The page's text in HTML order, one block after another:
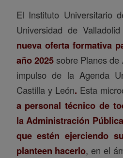
El Instituto Universitario
Universidad de
nueva oferta formativa
año 2025sobre Planes de
impulso de la Agenda
Castilla y León. Esta
a personal técnico de
la Administración
que estén ejerciendo
planteen hacerlo, en el